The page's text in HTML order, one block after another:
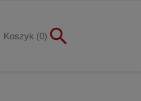
Koszyk (0) 